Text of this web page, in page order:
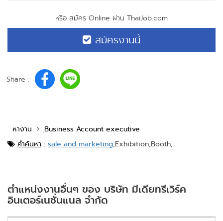
หรือ สมัคร Online ผ่าน ThaiJob.com
สมัครงานนี้
Share :
หางาน
ฺBusiness Account executive
คำค้นหา : sale and marketing,Exhibition,Booth,
ตำแหน่งงานอื่นๆ ของ บริษัท มีเดียทรีเวิร์ค
อินเตอร์เนชั่นแนล จำกัด